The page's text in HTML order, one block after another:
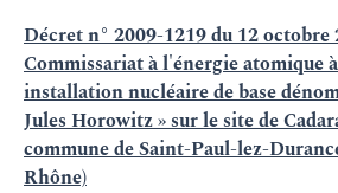
Décret n° 2009-1219 du 12
Commissariat à l'énergie atomique
installation nucléaire de base
Jules Horowitz » sur le site de
commune de Saint-Paul-lez-
Rhône)